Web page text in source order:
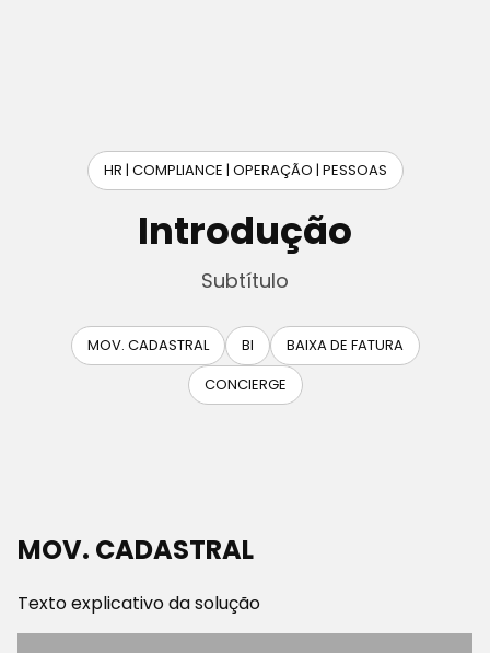
HR | COMPLIANCE | OPERAÇÃO | PESSOAS
Introdução
Subtítulo
MOV. CADASTRAL BI
BAIXA DE FATURA
CONCIERGE
MOV. CADASTRAL
Texto explicativo da solução